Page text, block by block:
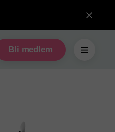
Bli medlem